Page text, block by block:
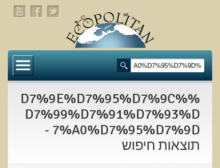
דף הבית
תעלומת שומן הדולפינים: מה גילינו כששתי קבוצות
בדיקת חוסרים ומתכות כבדות Socheck
הרצאה ב 28/11/25 טיפים מפתיעים ופשוטים לבריאות
איתנה ואריכות-ימים
%D7%9E%D7%95%D7%9C%
D7%99%D7%91%D7%93%D
7%A0%D7%95%D7%9D -
תוצאות חיפוש